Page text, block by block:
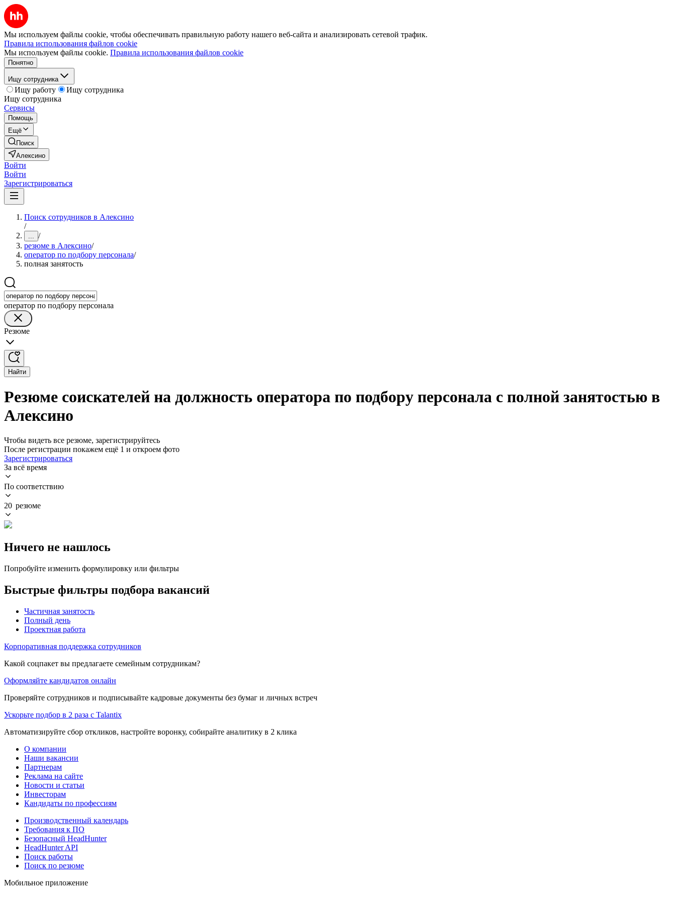
Мы используем файлы cookie, чтобы обеспечивать правильную работу нашего веб-сайта и анализировать сетевой трафик.
Правила использования файлов cookie
Мы используем файлы cookie. Правила использования файлов cookie
Понятно
Ищу сотрудника
Ищу работу
Ищу сотрудника
Ищу сотрудника
Сервисы
Помощь
Ещё
Поиск
Алексино
Войти
Войти
Зарегистрироваться
Поиск сотрудников в Алексино
/
... /
резюме в Алексино/
оператор по подбору персонала/
полная занятость
оператор по подбору персонала
Резюме
Найти
Резюме соискателей на должность оператора по подбору персонала с полной занятостью в
Алексино
Чтобы видеть все резюме, зарегистрируйтесь
После регистрации покажем ещё 1 и откроем фото
Зарегистрироваться
За всё время
По соответствию
20 резюме
Ничего не нашлось
Попробуйте изменить формулировку или фильтры
Быстрые фильтры подбора вакансий
Частичная занятость
Полный день
Проектная работа
Корпоративная поддержка сотрудников
Какой соцпакет вы предлагаете семейным сотрудникам?
Оформляйте кандидатов онлайн
Проверяйте сотрудников и подписывайте кадровые документы без бумаг и личных встреч
Ускорьте подбор в 2 раза с Talantix
Автоматизируйте сбор откликов, настройте воронку, собирайте аналитику в 2 клика
О компании
Наши вакансии
Партнерам
Реклама на сайте
Новости и статьи
Инвесторам
Кандидаты по профессиям
Производственный календарь
Требования к ПО
Безопасный HeadHunter
HeadHunter API
Поиск работы
Поиск по резюме
Мобильное приложение